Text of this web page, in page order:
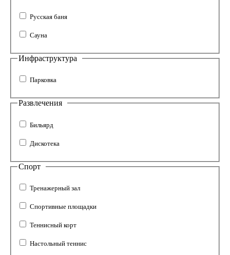
Русская баня
Сауна
Инфраструктура
Парковка
Развлечения
Бильярд
Дискотека
Спорт
Тренажерный зал
Спортивные площадки
Теннисный корт
Настольный теннис